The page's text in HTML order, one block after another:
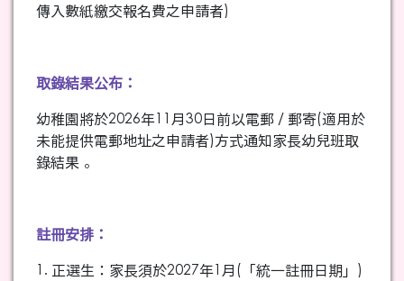
傳入數紙繳交報名費之申請者)
取錄結果公布：
幼稚園將於2026年11月30日前以電郵 / 郵寄(適用於
未能提供電郵地址之申請者)方式通知家長幼兒班取
錄結果。
註冊安排：
1. 正選生：家長須於2027年1月(「統一註冊日期」)